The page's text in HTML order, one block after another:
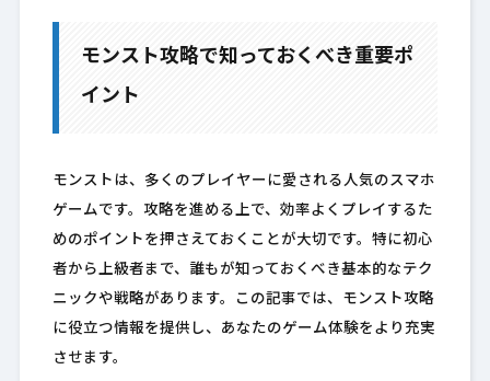
モンスト攻略で知っておくべき重要ポ
イント
モンストは、多くのプレイヤーに愛される人気のスマホ
ゲームです。攻略を進める上で、効率よくプレイするた
めのポイントを押さえておくことが大切です。特に初心
者から上級者まで、誰もが知っておくべき基本的なテク
ニックや戦略があります。この記事では、モンスト攻略
に役立つ情報を提供し、あなたのゲーム体験をより充実
させます。